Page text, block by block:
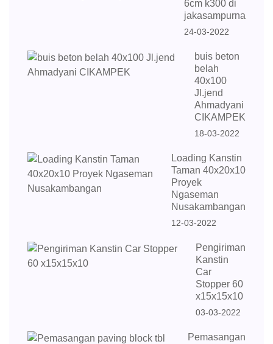
6cm k300 di
jakasampurna
24-03-2022
buis beton
belah
40x100
Jl.jend
Ahmadyani
CIKAMPEK
18-03-2022
Loading Kanstin
Taman 40x20x10
Proyek
Ngaseman
Nusakambangan
12-03-2022
Pengiriman
Kanstin
Car
Stopper 60
x15x15x10
03-03-2022
Pemasangan